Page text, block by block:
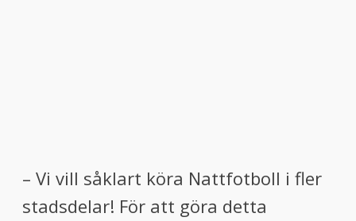
– Vi vill såklart köra Nattfotboll i fler
stadsdelar! För att göra detta